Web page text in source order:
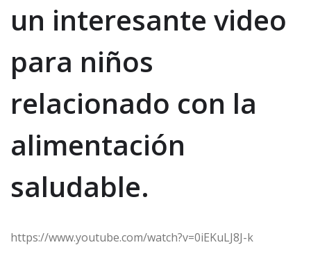
un interesante video
para niños
relacionado con la
alimentación
saludable.
https://www.youtube.com/watch?v=0iEKuLJ8J-k